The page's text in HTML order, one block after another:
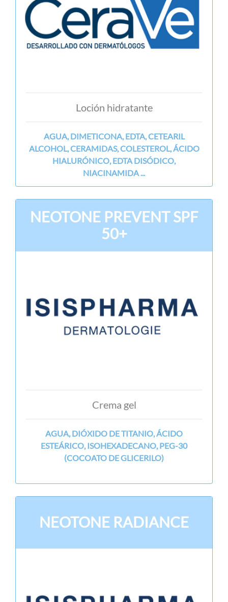
Loción hidratante
AGUA, DIMETICONA, EDTA, CETEARIL
ALCOHOL, CERAMIDAS, COLESTEROL, ÁCIDO
HIALURÓNICO, EDTA DISÓDICO,
NIACINAMIDA ...
NEOTONE PREVENT SPF
50+
Crema gel
AGUA, DIÓXIDO DE TITANIO, ÁCIDO
ESTEÁRICO, ISOHEXADECANO, PEG-30
(COCOATO DE GLICERILO)
NEOTONE RADIANCE